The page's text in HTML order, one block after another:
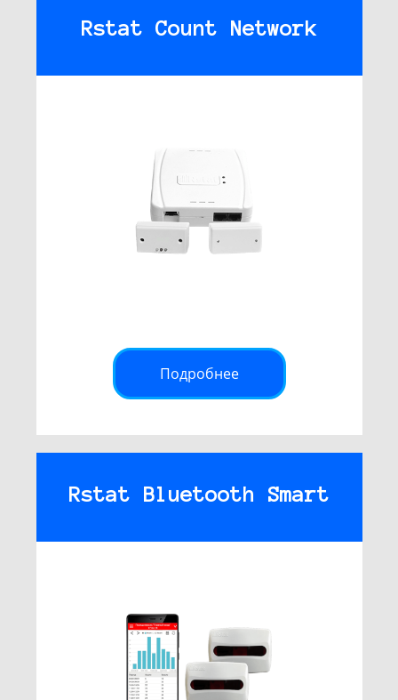
Rstat Count Network
Подробнее
Rstat Bluetooth Smart